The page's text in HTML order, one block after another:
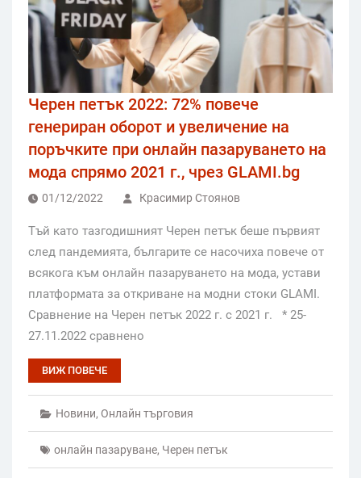
Черен петък 2022: 72% повече
генериран оборот и увеличение на
поръчките при онлайн пазаруването на
мода спрямо 2021 г., чрез GLAMI.bg
01/12/2022 Красимир Стоянов
Тъй като тазгодишният Черен петък беше първият
след пандемията, българите се насочиха повече от
всякога към онлайн пазаруването на мода, устави
платформата за откриване на модни стоки GLAMI.
Сравнение на Черен петък 2022 г. с 2021 г. * 25-
27.11.2022 сравнено
ВИЖ ПОВЕЧЕ
Новини, Онлайн търговия
онлайн пазаруване, Черен петък